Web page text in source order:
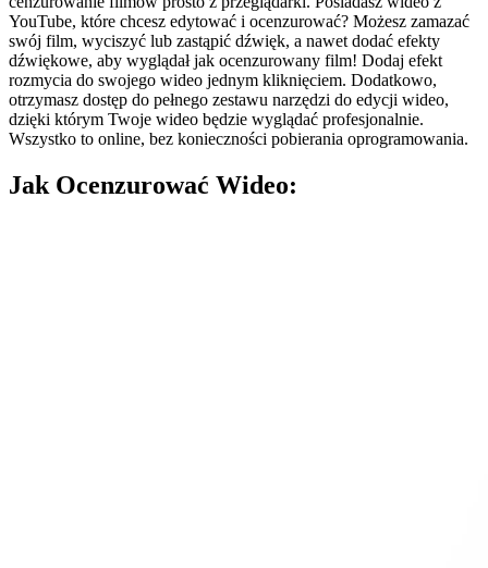
YouTube, które chcesz edytować i ocenzurować? Możesz zamazać
swój film, wyciszyć lub zastąpić dźwięk, a nawet dodać efekty
dźwiękowe, aby wyglądał jak ocenzurowany film! Dodaj efekt
rozmycia do swojego wideo jednym kliknięciem. Dodatkowo,
otrzymasz dostęp do pełnego zestawu narzędzi do edycji wideo,
dzięki którym Twoje wideo będzie wyglądać profesjonalnie.
Wszystko to online, bez konieczności pobierania oprogramowania.
Jak Ocenzurować Wideo: